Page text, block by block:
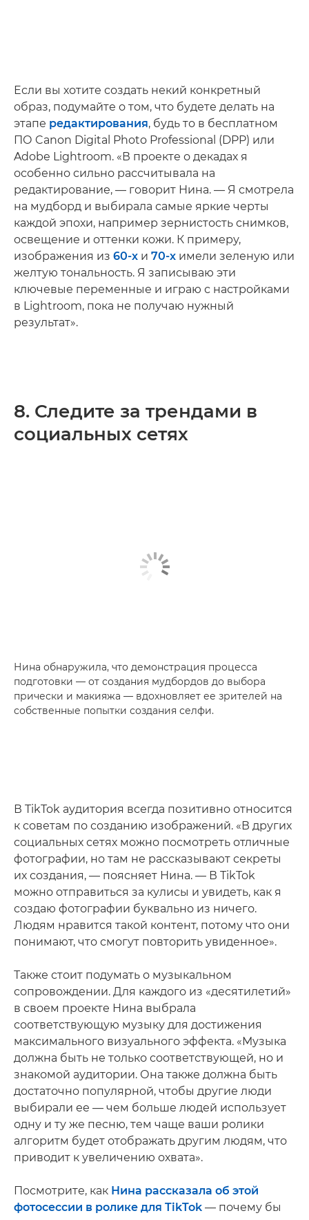
Если вы хотите создать некий конкретный
образ, подумайте о том, что будете делать на
этапе редактирования, будь то в бесплатном
ПО Canon Digital Photo Professional (DPP) или
Adobe Lightroom. «В проекте о декадах я
особенно сильно рассчитывала на
редактирование, — говорит Нина. — Я смотрела
на мудборд и выбирала самые яркие черты
каждой эпохи, например зернистость снимков,
освещение и оттенки кожи. К примеру,
изображения из 60-х и 70-х имели зеленую или
желтую тональность. Я записываю эти
ключевые переменные и играю с настройками
в Lightroom, пока не получаю нужный
результат».
8. Следите за трендами в
социальных сетях
Нина обнаружила, что демонстрация процесса
подготовки — от создания мудбордов до выбора
прически и макияжа — вдохновляет ее зрителей на
собственные попытки создания селфи.
В TikTok аудитория всегда позитивно относится
к советам по созданию изображений. «В других
социальных сетях можно посмотреть отличные
фотографии, но там не рассказывают секреты
их создания, — поясняет Нина. — В TikTok
можно отправиться за кулисы и увидеть, как я
создаю фотографии буквально из ничего.
Людям нравится такой контент, потому что они
понимают, что смогут повторить увиденное».
Также стоит подумать о музыкальном
сопровождении. Для каждого из «десятилетий»
в своем проекте Нина выбрала
соответствующую музыку для достижения
максимального визуального эффекта. «Музыка
должна быть не только соответствующей, но и
знакомой аудитории. Она также должна быть
достаточно популярной, чтобы другие люди
выбирали ее — чем больше людей использует
одну и ту же песню, тем чаще ваши ролики
алгоритм будет отображать другим людям, что
приводит к увеличению охвата».
Посмотрите, как Нина рассказала об этой
фотосессии в ролике для TikTok — почему бы